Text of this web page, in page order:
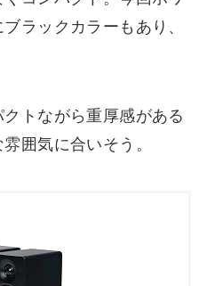
ラックカラーもあり、
トながら重厚感がある
囲気に合いそう。